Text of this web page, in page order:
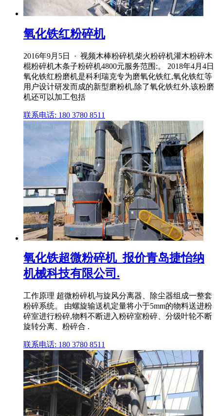
氧化铁红粉碎机
2016年9月5日 · 视频木棒粉碎机柴火粉碎机灌木粉碎木
棍粉碎机木条子粉碎机4800元服务范围:。 2018年4月4日
氧化铁红粉磨机是科利瑞克专为磨氧化铁红,氧化铁红等
用户设计研发而成的新型磨粉机,除了氧化铁红外,该粉磨
机还可以加工包括
联系电话: 180 3780 8511
氧化铁超微粉碎机_报价青岛捷怡纳
机械科技有限公司.
工作原理 超微粉碎机与旋风分离器、除尘器组成一整套
粉碎系统。 由螺旋输送机定量将小于5mm的物料送进粉
碎室进行粉碎,物料不断进入粉碎室粉碎、分级叶轮不断
旋转分离、粉碎合 .
联系电话: 180 3780 8511